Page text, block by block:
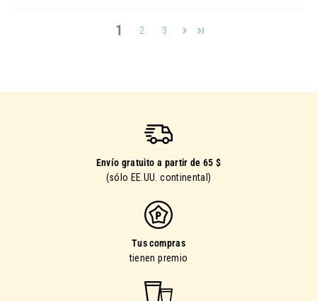
1 2 3
Envío gratuito a partir de 65 $
(sólo EE.UU. continental)
Tus compras
tienen premio